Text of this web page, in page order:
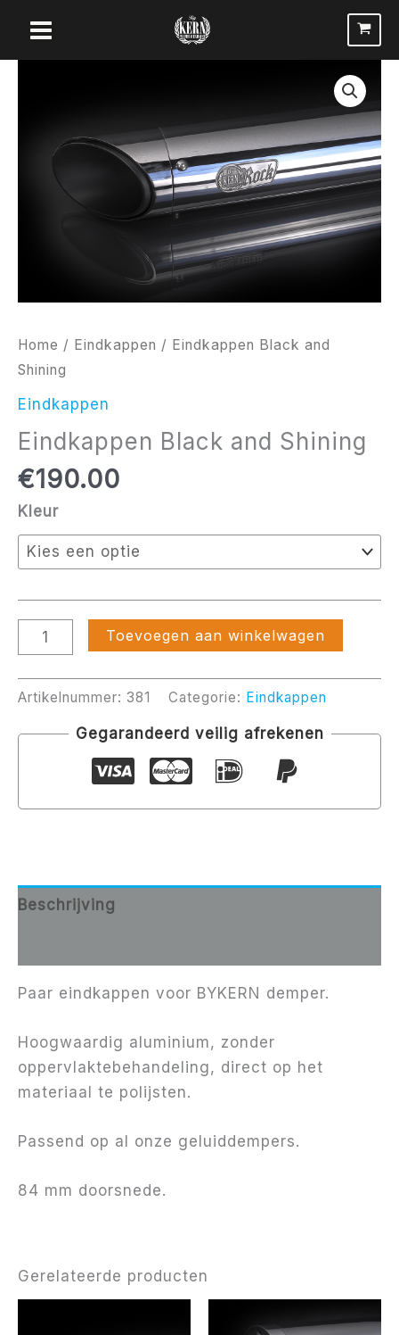
naar
de
Home / Eindkappen / Eindkappen Black and
Shining
Eindkappen
Eindkappen Black and Shining
€190.00
Kleur
Shining
aantal
Toevoegen aan winkelwagen
Artikelnummer: 381 Categorie: Eindkappen
Gegarandeerd veilig afrekenen
Beschrijving
Paar eindkappen voor BYKERN demper.
Hoogwaardig aluminium, zonder
oppervlaktebehandeling, direct op het
materiaal te polijsten.
Passend op al onze geluiddempers.
84 mm doorsnede.
Gerelateerde producten